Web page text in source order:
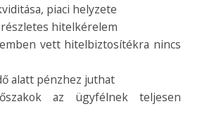
piaci helyzete
hitelkérelem
vett hitelbiztosítékra nincs
alatt pénzhez juthat
az ügyfélnek teljesen